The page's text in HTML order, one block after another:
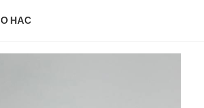
О НАС